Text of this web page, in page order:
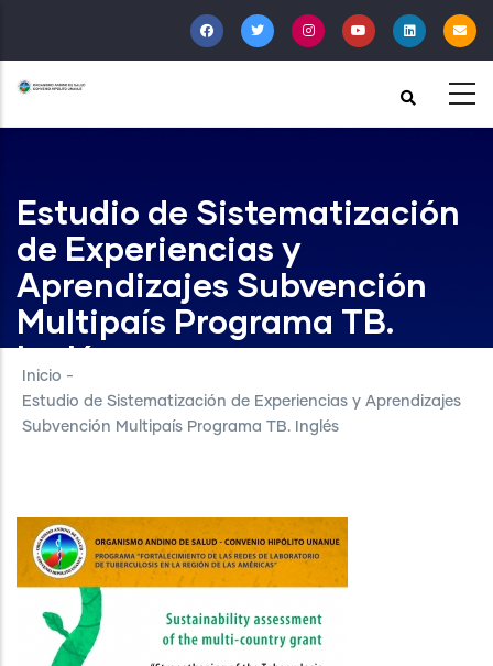
al
contenido
principal
Estudio de Sistematización
de Experiencias y
Aprendizajes Subvención
Multipaís Programa TB.
Inglés
Inicio -
Estudio de Sistematización de Experiencias y Aprendizajes
Subvención Multipaís Programa TB. Inglés